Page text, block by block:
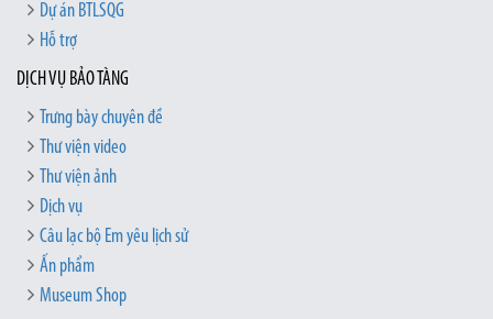
Dự án BTLSQG
Hỗ trợ
DỊCH VỤ BẢO TÀNG
Trưng bày chuyên đề
Thư viện video
Thư viện ảnh
Dịch vụ
Câu lạc bộ Em yêu lịch sử
Ấn phẩm
Museum Shop